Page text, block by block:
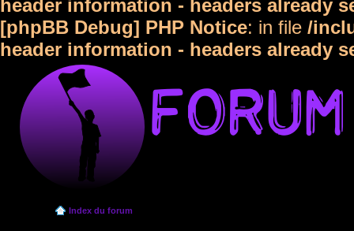
header information - headers already
[phpBB Debug] PHP Notice: in file /
header information - headers already
Index du forum